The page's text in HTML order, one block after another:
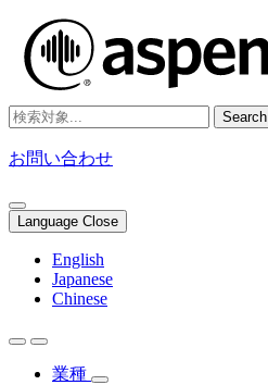
Search
お問い合わせ
Language Close
English
Japanese
Chinese
業種